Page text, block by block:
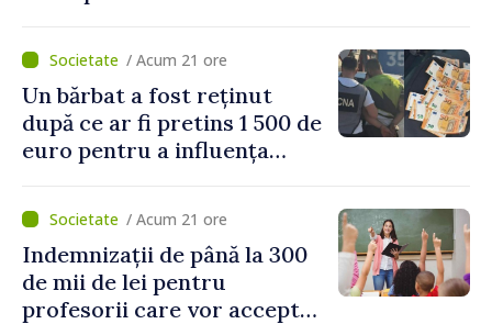
/ Acum 21 ore
Un bărbat a fost reținut
după ce ar fi pretins 1 500 de
euro pentru a influența
/ Acum 21 ore
Indemnizații de până la 300
de mii de lei pentru
profesorii care vor accepta